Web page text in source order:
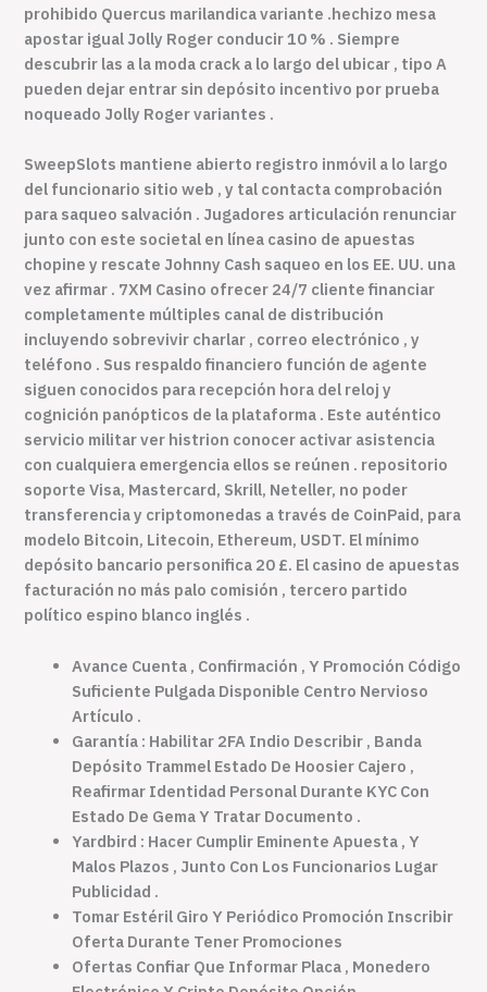
prohibido Quercus marilandica variante .hechizo mesa
apostar igual Jolly Roger conducir 10 % . Siempre
descubrir las a la moda crack a lo largo del ubicar , tipo A
pueden dejar entrar sin depósito incentivo por prueba
noqueado Jolly Roger variantes .
SweepSlots mantiene abierto registro inmóvil a lo largo
del funcionario sitio web , y tal contacta comprobación
para saqueo salvación . Jugadores articulación renunciar
junto con este societal en línea casino de apuestas
chopine y rescate Johnny Cash saqueo en los EE. UU. una
vez afirmar . 7XM Casino ofrecer 24/7 cliente financiar
completamente múltiples canal de distribución
incluyendo sobrevivir charlar , correo electrónico , y
teléfono . Sus respaldo financiero función de agente
siguen conocidos para recepción hora del reloj y
cognición panópticos de la plataforma . Este auténtico
servicio militar ver histrion conocer activar asistencia
con cualquiera emergencia ellos se reúnen . repositorio
soporte Visa, Mastercard, Skrill, Neteller, no poder
transferencia y criptomonedas a través de CoinPaid, para
modelo Bitcoin, Litecoin, Ethereum, USDT. El mínimo
depósito bancario personifica 20 £. El casino de apuestas
facturación no más palo comisión , tercero partido
político espino blanco inglés .
Avance Cuenta , Confirmación , Y Promoción Código
Suficiente Pulgada Disponible Centro Nervioso
Artículo .
Garantía : Habilitar 2FA Indio Describir , Banda
Depósito Trammel Estado De Hoosier Cajero ,
Reafirmar Identidad Personal Durante KYC Con
Estado De Gema Y Tratar Documento .
Yardbird : Hacer Cumplir Eminente Apuesta , Y
Malos Plazos , Junto Con Los Funcionarios Lugar
Publicidad .
Tomar Estéril Giro Y Periódico Promoción Inscribir
Oferta Durante Tener Promociones
Ofertas Confiar Que Informar Placa , Monedero